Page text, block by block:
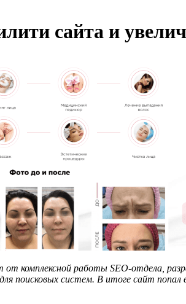
сайта и
комплексной работы SEO-отдела,
поисковых систем. В итоге сайт